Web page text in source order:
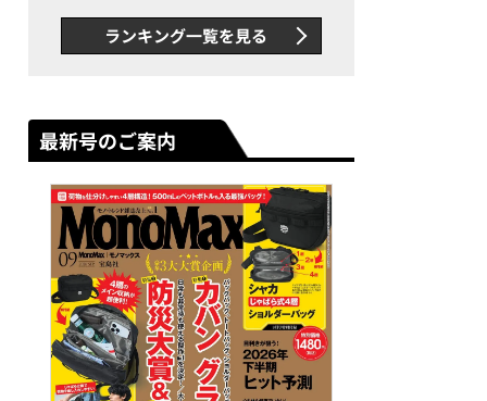
録…ほか【休日バッグの人気
記事ランキングベスト3】
（2026年6月版）
ランキング一覧を見る
最新号のご案内